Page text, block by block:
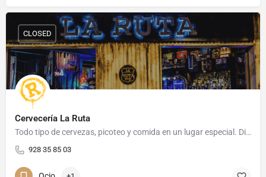
Cervecería La Ruta
Todo tipo de cervezas, picoteo y comida en un lugar especial. Disfruta de los mejores atardeceres en…
928 35 85 03
CLOSED